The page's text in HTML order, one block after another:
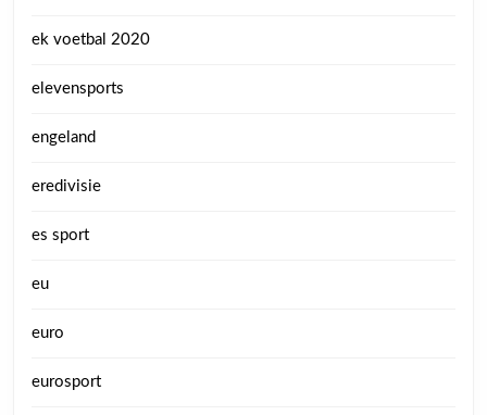
ek voetbal 2020
elevensports
engeland
eredivisie
es sport
eu
euro
eurosport